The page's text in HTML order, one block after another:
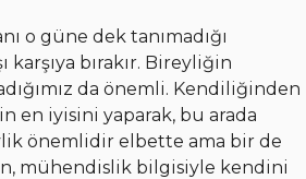
o güne dek tanımadığı
bırakır. Bireyliğin
da önemli. Kendiliğinden
en iyisini yaparak, bu arada
önemlidir elbette ama bir de
mühendislik bilgisiyle kendini